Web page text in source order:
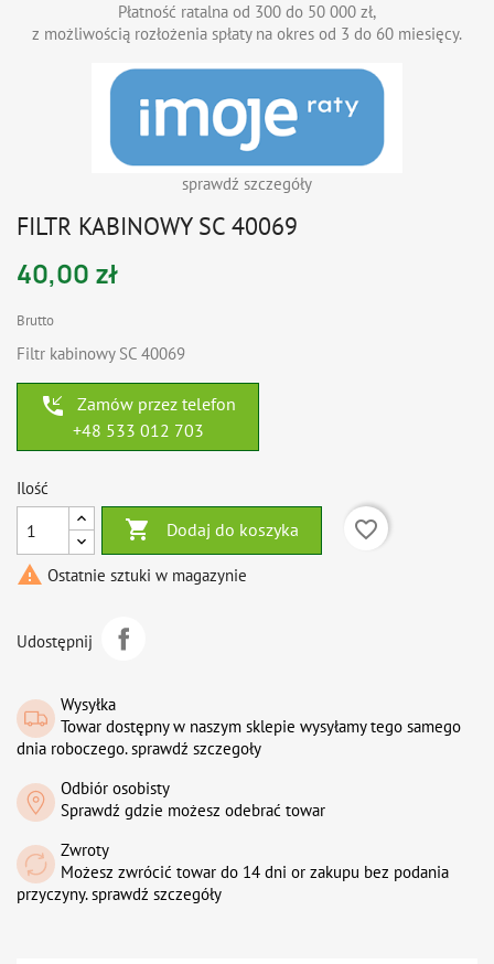
Płatność ratalna od 300 do 50 000 zł,
z możliwością rozłożenia spłaty na okres od 3 do 60 miesięcy.
sprawdź szczegóły
FILTR KABINOWY SC 40069
40,00 zł
Brutto
Filtr kabinowy SC 40069
phone_callback
Zamów przez telefon
+48 533 012 703
Ilość
 Dodaj do koszyka
favorite_border
 Ostatnie sztuki w magazynie
Udostępnij
Wysyłka
Towar dostępny w naszym sklepie wysyłamy tego samego
dnia roboczego. sprawdź szczegoły
Odbiór osobisty
Sprawdź gdzie możesz odebrać towar
Zwroty
Możesz zwrócić towar do 14 dni or zakupu bez podania
przyczyny. sprawdź szczegóły